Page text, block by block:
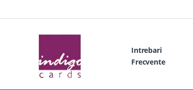
to
to
Intrebari
Frecvente